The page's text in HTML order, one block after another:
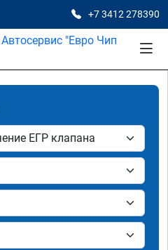
+7 3412 278390